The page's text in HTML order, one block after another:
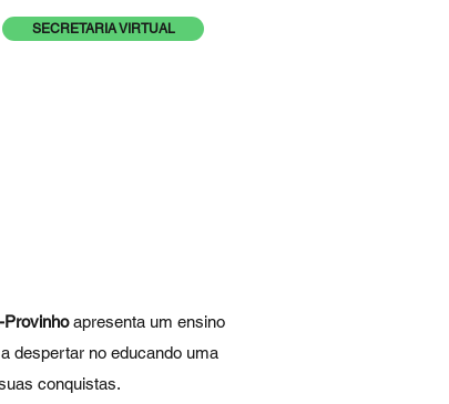
SECRETARIA VIRTUAL
Provinhoapresenta um ensino
despertar no educando uma
conquistas.